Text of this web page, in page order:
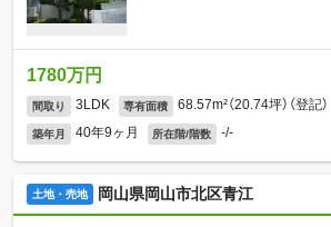
1780万円
間取り 3LDK 専有面積 68.57m²（20.74坪）（登記）
築年月 40年9ヶ月 所在階/階数 -/-
土地・売地 岡山県岡山市北区青江